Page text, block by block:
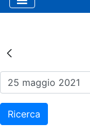
Risultati
Ricerca